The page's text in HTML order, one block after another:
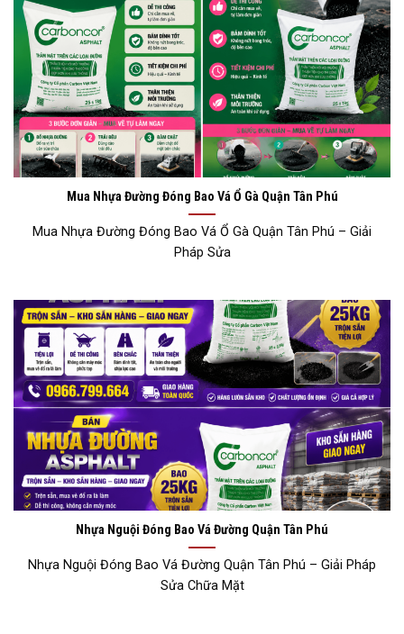
Mua Nhựa Đường Đóng Bao Vá Ổ Gà Quận Tân Phú
Mua Nhựa Đường Đóng Bao Vá Ổ Gà Quận Tân Phú – Giải
Pháp Sửa
Nhựa Nguội Đóng Bao Vá Đường Quận Tân Phú
Nhựa Nguội Đóng Bao Vá Đường Quận Tân Phú – Giải Pháp
Sửa Chữa Mặt